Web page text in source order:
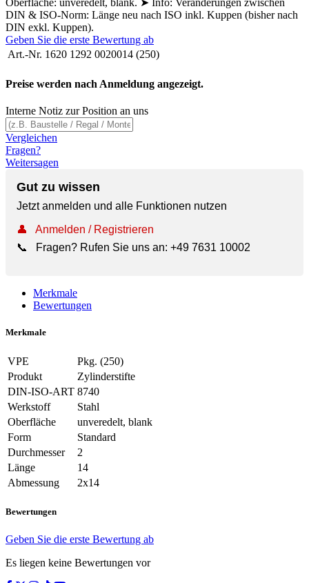
Oberfläche: unveredelt, blank. ➤ Info: Veränderungen zwischen
DIN & ISO-Norm: Länge neu nach ISO inkl. Kuppen (bisher nach
DIN exkl. Kuppen).
Geben Sie die erste Bewertung ab
Art.-Nr. 1620 1292 0020014 (250)
Preise werden nach Anmeldung angezeigt.
Interne Notiz zur Position an uns
Vergleichen
Fragen?
Weitersagen
Gut zu wissen
Jetzt anmelden und alle Funktionen nutzen
👤
Anmelden / Registrieren
📞
Fragen? Rufen Sie uns an: +49 7631 10002
Merkmale
Bewertungen
Merkmale
VPE
Pkg. (250)
Produkt
Zylinderstifte
DIN-ISO-ART 8740
Werkstoff
Stahl
Oberfläche
unveredelt, blank
Form
Standard
Durchmesser
2
Länge
14
Abmessung
2x14
Bewertungen
Geben Sie die erste Bewertung ab
Es liegen keine Bewertungen vor